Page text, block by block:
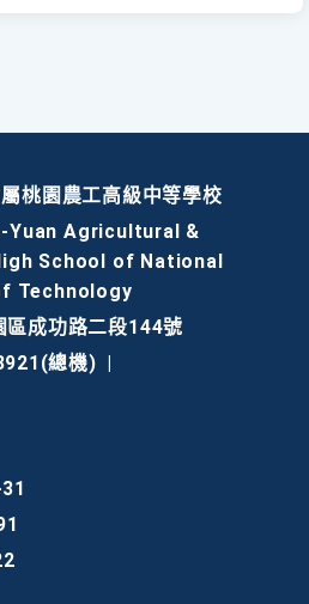
桃園農工高級中等學校
Agricultural &
School of National
Technology
成功路二段144號
總機)